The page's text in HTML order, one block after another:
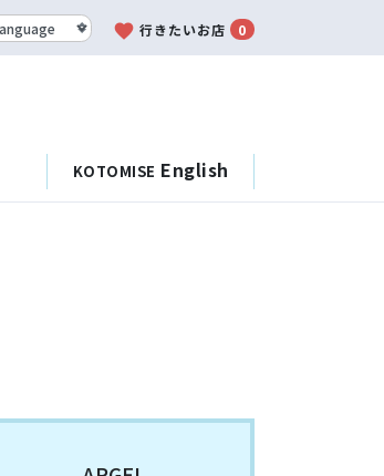
favorite 行きたいお店 0
KOTOMISE English